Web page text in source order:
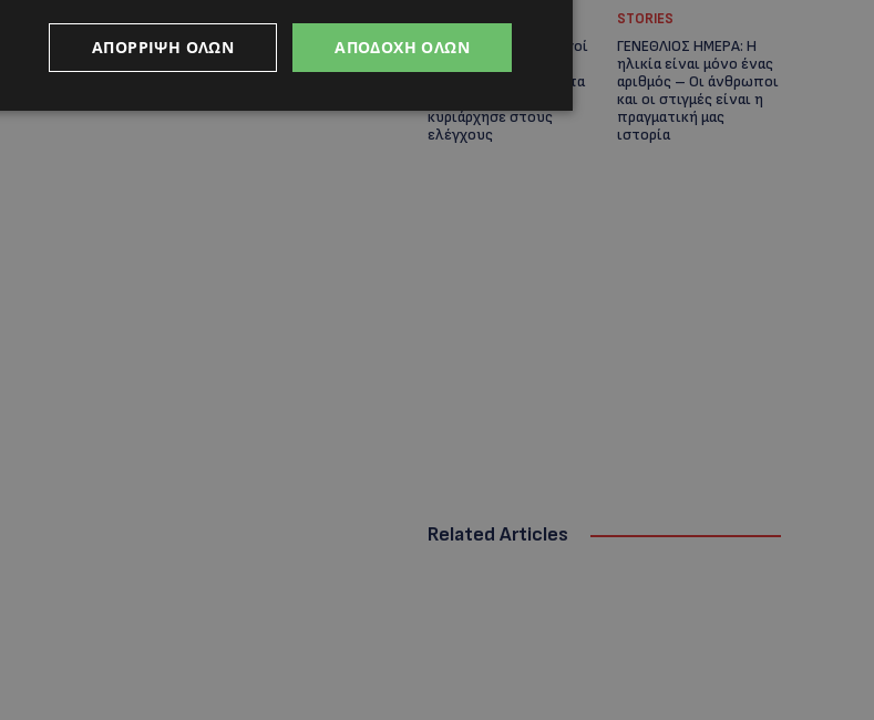
ΣΥΛΛΗΨΕΙΣ: 161 οδηγοί
ταχύτητα σε μία νύχτα
κυριάρχησε στους
ελέγχους
STORIES
ΓΕΝΕΘΛΙΟΣ ΗΜΕΡΑ: Η
ηλικία είναι μόνο ένας
αριθμός – Οι άνθρωποι
και οι στιγμές είναι η
πραγματική μας
ιστορία
Related Articles
ΑΠΟΔΟΧΉ ΌΛΩΝ
ΑΠΌΡΡΙΨΗ ΌΛΩΝ